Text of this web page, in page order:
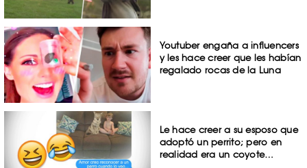
Youtuber engaña a influencers
y les hace creer que les habían
regalado rocas de la Luna
Le hace creer a su esposo que
adoptó un perrito; pero en
realidad era un coyote…